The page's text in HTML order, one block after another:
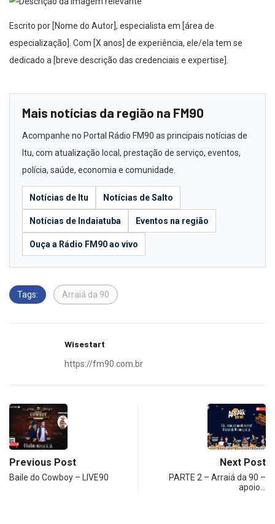
Escrito por [Nome do Autor], especialista em [área de
especialização]. Com [X anos] de experiência, ele/ela tem se
dedicado a [breve descrição das credenciais e expertise].
Mais notícias da região na FM90
Acompanhe no Portal Rádio FM90 as principais notícias de
Itu, com atualização local, prestação de serviço, eventos,
polícia, saúde, economia e comunidade.
Notícias de Itu Notícias de Salto
Notícias de Indaiatuba Eventos na região
Ouça a Rádio FM90 ao vivo
Tags: Arraiá da 90
Wisestart
https://fm90.com.br
Previous Post
Baile do Cowboy – LIVE90
Next Post
PARTE 2 – Arraiá da 90 –
apoio…